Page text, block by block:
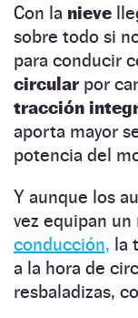
Con la nieve
sobre todo si
para conducir
circular por
tracción
aporta mayor
potencia del
Y aunque los
vez equipan
conducción, la
a la hora de
resbaladizas,